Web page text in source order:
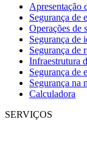
Apresentação
Segurança de
Operações de
Segurança de
Segurança de
Infraestrutura
Segurança de
Segurança na
Calculadora
SERVIÇOS